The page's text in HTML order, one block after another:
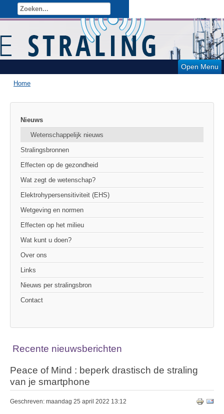
Open Menu
Home
Nieuws
Wetenschappelijk nieuws
Stralingsbronnen
Effecten op de gezondheid
Wat zegt de wetenschap?
Elektrohypersensitiviteit (EHS)
Wetgeving en normen
Effecten op het milieu
Wat kunt u doen?
Over ons
Links
Nieuws per stralingsbron
Contact
Recente nieuwsberichten
Peace of Mind : beperk drastisch de straling
van je smartphone
Geschreven: maandag 25 april 2022 13:12